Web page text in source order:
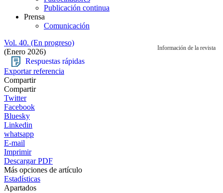
Publicación continua
Prensa
Comunicación
Información de la revista
Vol. 40. (En progreso)
(Enero 2026)
Respuestas rápidas
Exportar referencia
Compartir
Compartir
Twitter
Facebook
Bluesky
Linkedin
whatsapp
E-mail
Imprimir
Descargar PDF
Más opciones de artículo
Estadísticas
Apartados